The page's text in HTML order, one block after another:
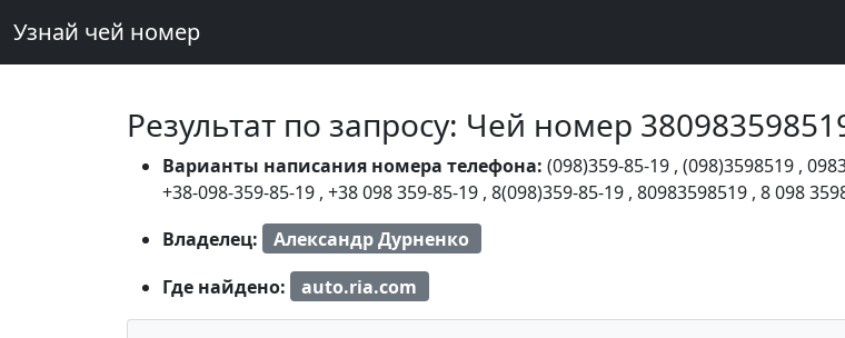
Узнай чей номер
Результат по запросу: Чей номер
Варианты написания номера телефона: (098)359-85-19 , (098)3598519 ,
+38-098-359-85-19 , +38 098 359-85-19 , 8(098)359-85-19 , 80983598519 , 8 098
Владелец:
Александр Дурненко
Где найдено:
auto.ria.com